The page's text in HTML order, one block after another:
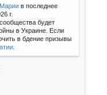
в последнее
г.
будет
в Украине. Если
в бдение призывы